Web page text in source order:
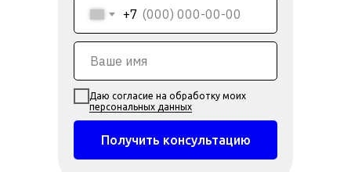
+7
Даю согласие на обработку моих
персональных данных
Получить консультацию